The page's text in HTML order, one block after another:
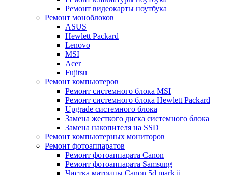
Ремонт видеокарты ноутбука
Ремонт моноблоков
ASUS
Hewlett Packard
Lenovo
MSI
Acer
Fujitsu
Ремонт компьютеров
Ремонт системного блока MSI
Ремонт системного блока Hewlett Packard
Upgrade системного блока
Замена жесткого диска системного блока
Замена накопителя на SSD
Ремонт компьютерных мониторов
Ремонт фотоаппаратов
Ремонт фотоаппарата Canon
Ремонт фотоаппарата Samsung
Чистка матрицы Canon 5d mark ii